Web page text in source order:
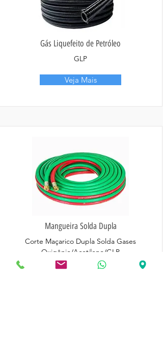
Gás Liquefeito de Petróleo
GLP
Veja Mais
Mangueira Solda Dupla
Corte Maçarico Dupla Solda Gases
Oxigênio/Acetileno/GLP